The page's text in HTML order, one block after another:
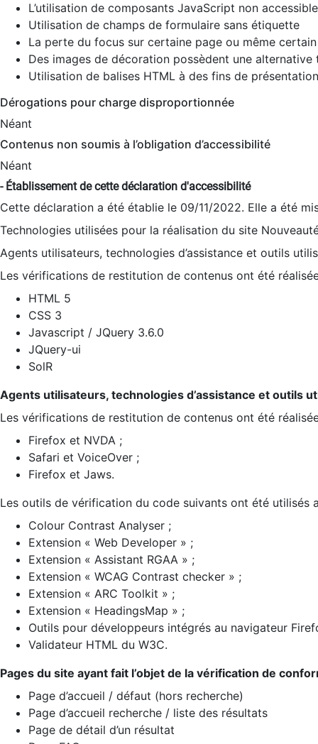
L’utilisation de composants JavaScript non
Utilisation de champs de formulaire sans étiquette
La perte du focus sur certaine page ou même
Des images de décoration possèdent une alternative
Utilisation de balises HTML à des fins de
Dérogations pour charge disproportionnée
Néant
Contenus non soumis à l’obligation d’accessibilité
Néant
- Établissement de cette déclaration d'accessibilité
Cette déclaration a été établie le 09/11/2022. Elle a été
Technologies utilisées pour la réalisation du site
Agents utilisateurs, technologies d’assistance et outils
Les vérifications de restitution de contenus ont été
HTML 5
CSS 3
Javascript / JQuery 3.6.0
JQuery-ui
SolR
Agents utilisateurs, technologies d’assistance et outils
Les vérifications de restitution de contenus ont été
Firefox et NVDA ;
Safari et VoiceOver ;
Firefox et Jaws.
Les outils de vérification du code suivants ont été utilisés
Colour Contrast Analyser ;
Extension « Web Developer » ;
Extension « Assistant RGAA » ;
Extension « WCAG Contrast checker » ;
Extension « ARC Toolkit » ;
Extension « HeadingsMap » ;
Outils pour développeurs intégrés au navigateur
Validateur HTML du W3C.
Pages du site ayant fait l’objet de la vérification de
Page d’accueil / défaut (hors recherche)
Page d’accueil recherche / liste des résultats
Page de détail d’un résultat